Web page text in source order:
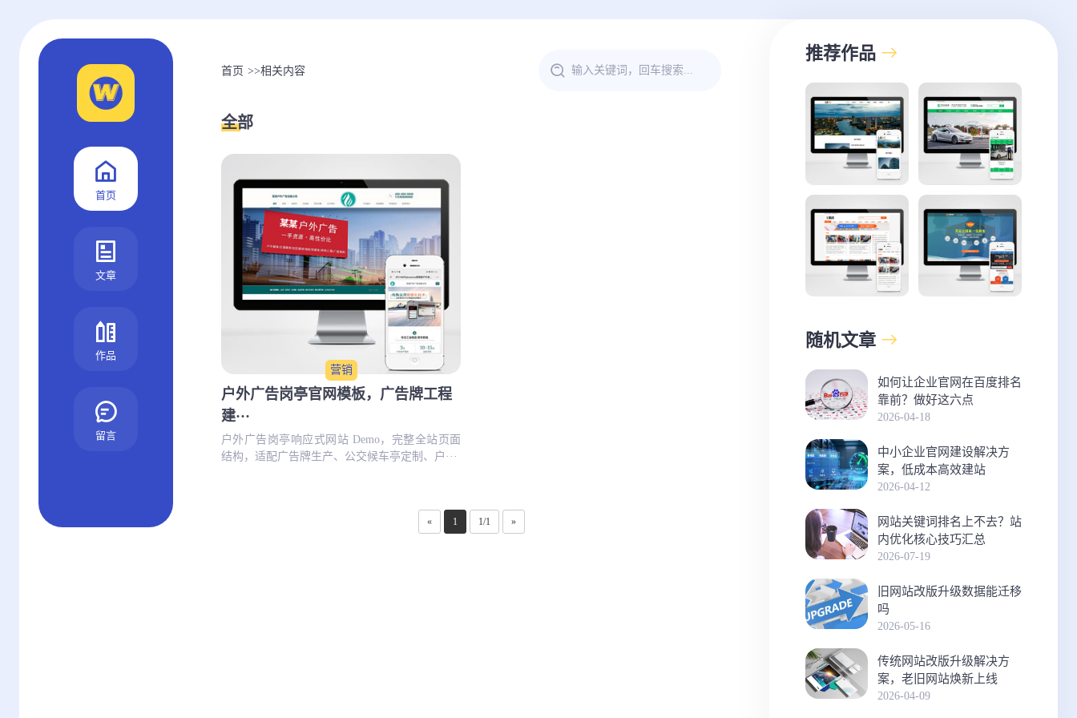
首页
文章
作品
留言
首页 >>相关内容
全部
营销
户外广告岗亭官网模板，广告牌工程
建···
户外广告岗亭响应式网站 Demo，完整全站页面
结构，适配广告牌生产、公交候车亭定制、户···
« 1 1/1 »
推荐作品
随机文章
如何让企业官网在百度排名
靠前？做好这六点
2026-04-18
中小企业官网建设解决方
案，低成本高效建站
2026-04-12
网站关键词排名上不去？站
内优化核心技巧汇总
2026-07-19
旧网站改版升级数据能迁移
吗
2026-05-16
传统网站改版升级解决方
案，老旧网站焕新上线
2026-04-09